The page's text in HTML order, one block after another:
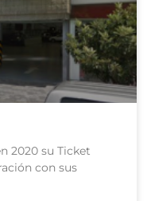
2020 su Ticket
con sus